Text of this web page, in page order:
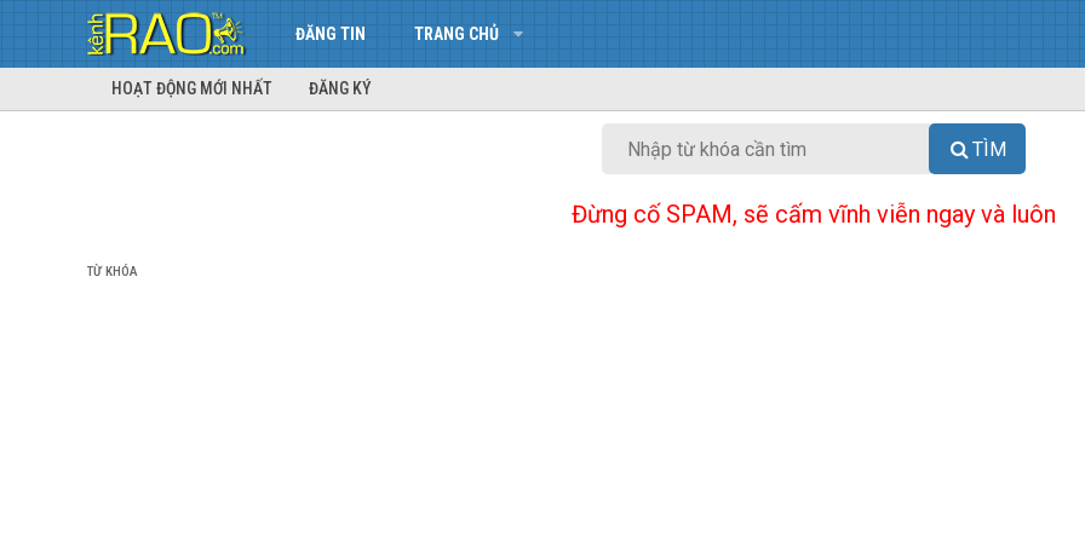
ĐĂNG TIN TRANG CHỦ
HOẠT ĐỘNG MỚI NHẤT ĐĂNG KÝ
TÌM
Đừng cố SPAM, sẽ cấm vĩnh viễn ngay và luôn
TỪ KHÓA